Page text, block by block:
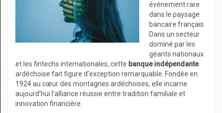
événement rare
dans le paysage
bancaire français.
Dans un secteur
dominé par les
géants nationaux
et les fintechs internationales, cette banque indépendante
ardéchoise fait figure d’exception remarquable. Fondée en
1924 au cœur des montagnes ardéchoises, elle incarne
aujourd’hui l’alliance réussie entre tradition familiale et
innovation financière.